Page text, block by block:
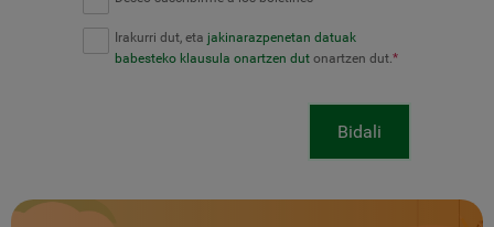
Irakurri dut, eta jakinarazpenetan datuak
babesteko klausula onartzen dut onartzen dut.*
Bidali